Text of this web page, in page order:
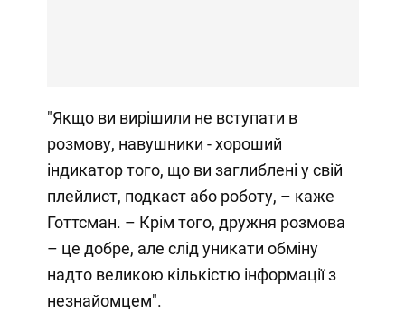
"Якщо ви вирішили не вступати в
розмову, навушники - хороший
індикатор того, що ви заглиблені у свій
плейлист, подкаст або роботу, – каже
Готтсман. – Крім того, дружня розмова
– це добре, але слід уникати обміну
надто великою кількістю інформації з
незнайомцем".